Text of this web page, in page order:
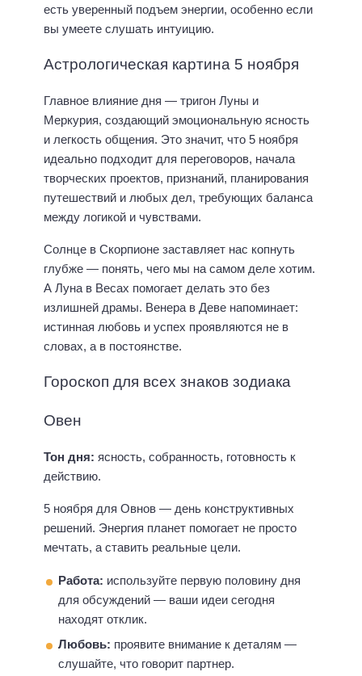
есть уверенный подъем энергии, особенно если
вы умеете слушать интуицию.
Астрологическая картина 5 ноября
Главное влияние дня — тригон Луны и
Меркурия, создающий эмоциональную ясность
и легкость общения. Это значит, что 5 ноября
идеально подходит для переговоров, начала
творческих проектов, признаний, планирования
путешествий и любых дел, требующих баланса
между логикой и чувствами.
Солнце в Скорпионе заставляет нас копнуть
глубже — понять, чего мы на самом деле хотим.
А Луна в Весах помогает делать это без
излишней драмы. Венера в Деве напоминает:
истинная любовь и успех проявляются не в
словах, а в постоянстве.
Гороскоп для всех знаков зодиака
Овен
Тон дня: ясность, собранность, готовность к
действию.
5 ноября для Овнов — день конструктивных
решений. Энергия планет помогает не просто
мечтать, а ставить реальные цели.
Работа: используйте первую половину дня
для обсуждений — ваши идеи сегодня
находят отклик.
Любовь: проявите внимание к деталям —
слушайте, что говорит партнер.